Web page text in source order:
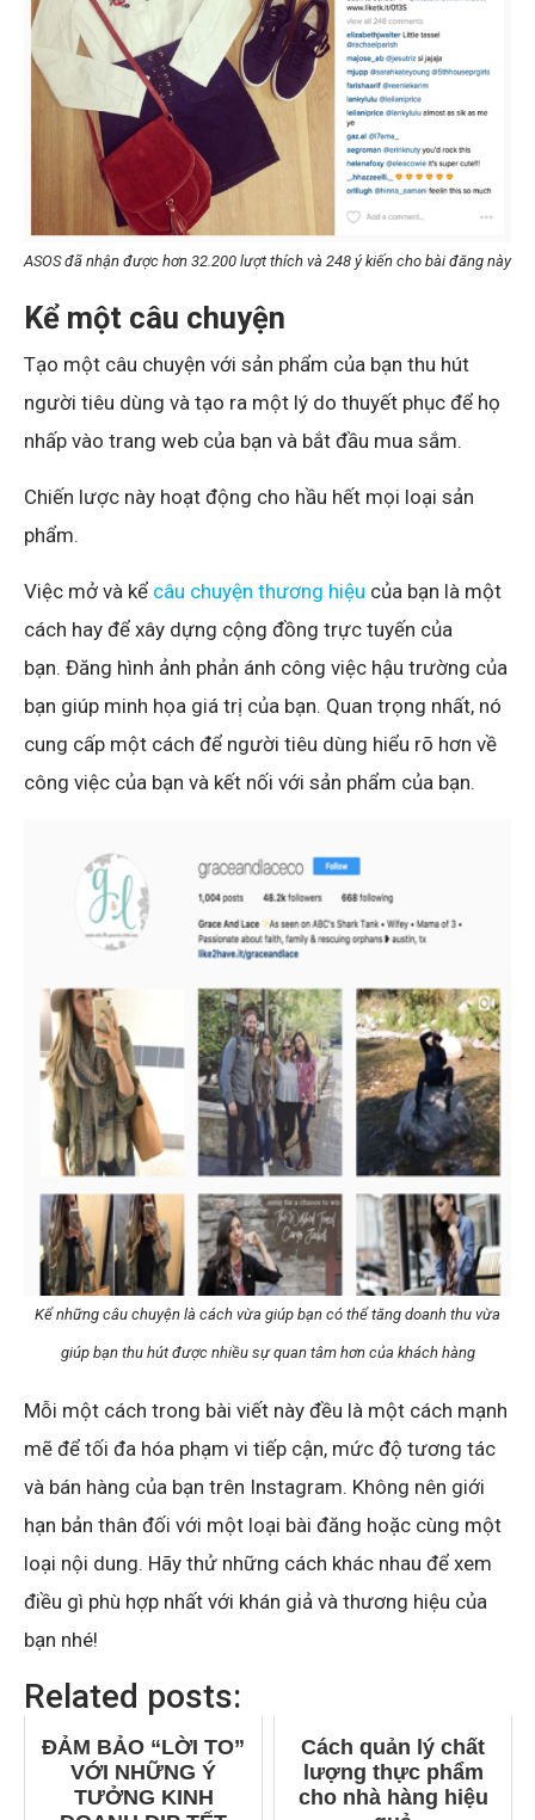
ASOS đã nhận được hơn 32.200 lượt thích và 248 ý kiến ​​cho bài đăng này
Kể một câu chuyện
Tạo một câu chuyện với sản phẩm của bạn thu hút
người tiêu dùng và tạo ra một lý do thuyết phục để họ
nhấp vào trang web của bạn và bắt đầu mua sắm.
Chiến lược này hoạt động cho hầu hết mọi loại sản
phẩm.
Việc mở và kể câu chuyện thương hiệu của bạn là một
cách hay để xây dựng cộng đồng trực tuyến của
bạn. Đăng hình ảnh phản ánh công việc hậu trường của
bạn giúp minh họa giá trị của bạn. Quan trọng nhất, nó
cung cấp một cách để người tiêu dùng hiểu rõ hơn về
công việc của bạn và kết nối với sản phẩm của bạn.
Kể những câu chuyện là cách vừa giúp bạn có thể tăng doanh thu vừa
giúp bạn thu hút được nhiều sự quan tâm hơn của khách hàng
Mỗi một cách trong bài viết này đều là một cách mạnh
mẽ để tối đa hóa phạm vi tiếp cận, mức độ tương tác
và bán hàng của bạn trên Instagram. Không nên giới
hạn bản thân đối với một loại bài đăng hoặc cùng một
loại nội dung. Hãy thử những cách khác nhau để xem
điều gì phù hợp nhất với khán giả và thương hiệu của
bạn nhé!
Related posts:
ĐẢM BẢO “LỜI TO”
VỚI NHỮNG Ý
TƯỞNG KINH
Cách quản lý chất
lượng thực phẩm
cho nhà hàng hiệu